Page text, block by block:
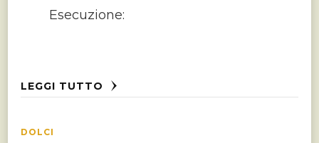
Esecuzione:
LEGGI TUTTO
DOLCI